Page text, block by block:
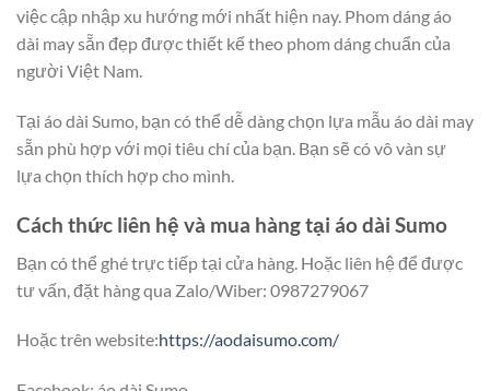
việc cập nhập xu hướng mới nhất hiện nay. Phom dáng áo
dài may sẵn đẹp được thiết kế theo phom dáng chuẩn của
người Việt Nam.
Tại áo dài Sumo, bạn có thể dễ dàng chọn lựa mẫu áo dài may
sẵn phù hợp với mọi tiêu chí của bạn. Bạn sẽ có vô vàn sự
lựa chọn thích hợp cho mình.
Cách thức liên hệ và mua hàng tại áo dài Sumo
Bạn có thể ghé trực tiếp tại cửa hàng. Hoặc liên hệ để được
tư vấn, đặt hàng qua Zalo/Wiber: 0987279067
Hoặc trên website:https://aodaisumo.com/